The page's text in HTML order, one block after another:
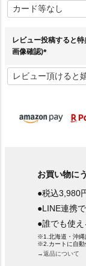
必
須
レビュー投稿すると
画像確認)
必
須
お買い物に
●税込3,980
●LINE連携
●誰でも使
※1.北海道・沖縄
※2.カートに自動
→返品について